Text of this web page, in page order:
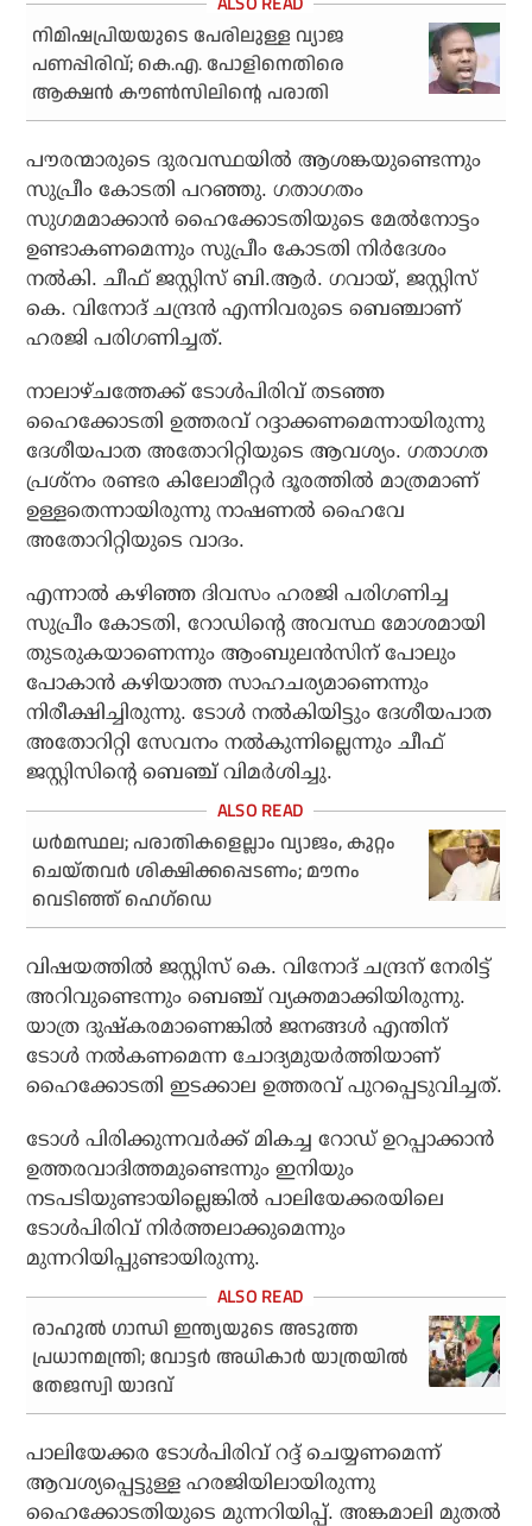
നിമിഷപ്രിയയുടെ പേരിലുള്ള വ്യാജ
പണപ്പിരിവ്; കെ.എ. പോളിനെതിരെ
ആക്ഷന്‍ കൗണ്‍സിലിന്റെ പരാതി
പൗരന്മാരുടെ ദുരവസ്ഥയില്‍ ആശങ്കയുണ്ടെന്നും
സുപ്രീം കോടതി പറഞ്ഞു. ഗതാഗതം
സുഗമമാക്കാന്‍ ഹൈക്കോടതിയുടെ മേല്‍നോട്ടം
ഉണ്ടാകണമെന്നും സുപ്രീം കോടതി നിര്‍ദേശം
നല്‍കി. ചീഫ് ജസ്റ്റിസ് ബി.ആര്‍. ഗവായ്, ജസ്റ്റിസ്
കെ. വിനോദ് ചന്ദ്രന്‍ എന്നിവരുടെ ബെഞ്ചാണ്
ഹരജി പരിഗണിച്ചത്.
നാലാഴ്ചത്തേക്ക് ടോള്‍പിരിവ് തടഞ്ഞ
ഹൈക്കോടതി ഉത്തരവ് റദ്ദാക്കണമെന്നായിരുന്നു
ദേശീയപാത അതോറിറ്റിയുടെ ആവശ്യം. ഗതാഗത
പ്രശ്നം രണ്ടര കിലോമീറ്റര്‍ ദൂരത്തില്‍ മാത്രമാണ്
ഉള്ളതെന്നായിരുന്നു നാഷണല്‍ ഹൈവേ
അതോറിറ്റിയുടെ വാദം.
എന്നാല്‍ കഴിഞ്ഞ ദിവസം ഹരജി പരിഗണിച്ച
സുപ്രീം കോടതി, റോഡിന്റെ അവസ്ഥ മോശമായി
തുടരുകയാണെന്നും ആംബുലന്‍സിന് പോലും
പോകാന്‍ കഴിയാത്ത സാഹചര്യമാണെന്നും
നിരീക്ഷിച്ചിരുന്നു. ടോള്‍ നല്‍കിയിട്ടും ദേശീയപാത
അതോറിറ്റി സേവനം നല്‍കുന്നില്ലെന്നും ചീഫ്
ജസ്റ്റിസിന്റെ ബെഞ്ച് വിമര്‍ശിച്ചു.
ധര്‍മസ്ഥല; പരാതികളെല്ലാം വ്യാജം, കുറ്റം
ചെയ്തവര്‍ ശിക്ഷിക്കപ്പെടണം; മൗനം
വെടിഞ്ഞ് ഹെഗ്ഡെ
വിഷയത്തില്‍ ജസ്റ്റിസ് കെ. വിനോദ് ചന്ദ്രന് നേരിട്ട്
അറിവുണ്ടെന്നും ബെഞ്ച് വ്യക്തമാക്കിയിരുന്നു.
യാത്ര ദുഷ്‌കരമാണെങ്കില്‍ ജനങ്ങള്‍ എന്തിന്
ടോള്‍ നല്‍കണമെന്ന ചോദ്യമുയര്‍ത്തിയാണ്
ഹൈക്കോടതി ഇടക്കാല ഉത്തരവ് പുറപ്പെടുവിച്ചത്.
ടോള്‍ പിരിക്കുന്നവര്‍ക്ക് മികച്ച റോഡ് ഉറപ്പാക്കാന്‍
ഉത്തരവാദിത്തമുണ്ടെന്നും ഇനിയും
നടപടിയുണ്ടായില്ലെങ്കില്‍ പാലിയേക്കരയിലെ
ടോള്‍പിരിവ് നിര്‍ത്തലാക്കുമെന്നും
മുന്നറിയിപ്പുണ്ടായിരുന്നു.
രാഹുല്‍ ഗാന്ധി ഇന്ത്യയുടെ അടുത്ത
പ്രധാനമന്ത്രി; വോട്ടര്‍ അധികാര്‍ യാത്രയില്‍
തേജസ്വി യാദവ്
പാലിയേക്കര ടോള്‍പിരിവ് റദ്ദ് ചെയ്യണമെന്ന്
ആവശ്യപ്പെട്ടുള്ള ഹരജിയിലായിരുന്നു
ഹൈക്കോടതിയുടെ മുന്നറിയിപ്പ്. അങ്കമാലി മുതല്‍